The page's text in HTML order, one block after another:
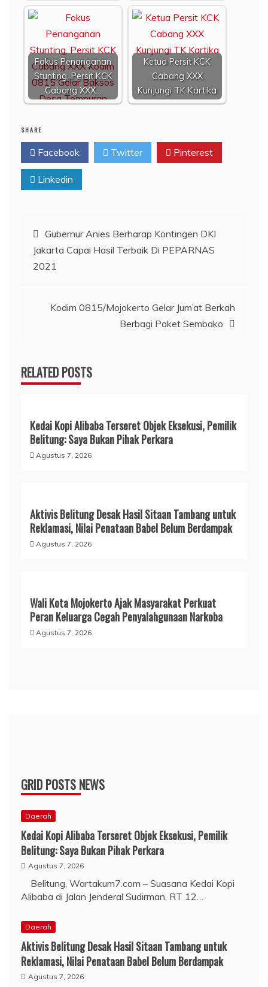
Fokus Penanganan
Stunting, Persit KCK
Cabang XXX…
Ketua Persit KCK
Cabang XXX
Kunjungi TK Kartika
SHARE
Facebook Twitter Pinterest
Linkedin
Navigasi
pos
Gubernur Anies Berharap Kontingen DKI
Jakarta Capai Hasil Terbaik Di PEPARNAS
2021
Kodim 0815/Mojokerto Gelar Jum’at Berkah
Berbagi Paket Sembako
RELATED POSTS
Kedai Kopi Alibaba Terseret Objek Eksekusi, Pemilik
Belitung: Saya Bukan Pihak Perkara
Agustus 7, 2026
Aktivis Belitung Desak Hasil Sitaan Tambang untuk
Reklamasi, Nilai Penataan Babel Belum Berdampak
Agustus 7, 2026
Wali Kota Mojokerto Ajak Masyarakat Perkuat
Peran Keluarga Cegah Penyalahgunaan Narkoba
Agustus 7, 2026
GRID POSTS NEWS
Daerah
Kedai Kopi Alibaba Terseret Objek Eksekusi, Pemilik
Belitung: Saya Bukan Pihak Perkara
Agustus 7, 2026
Belitung, Wartakum7.com – Suasana Kedai Kopi
Alibaba di Jalan Jenderal Sudirman, RT 12…
Daerah
Aktivis Belitung Desak Hasil Sitaan Tambang untuk
Reklamasi, Nilai Penataan Babel Belum Berdampak
Agustus 7, 2026